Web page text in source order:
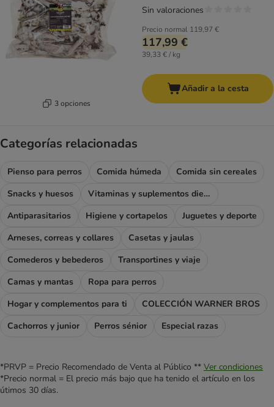
3 opciones
Precio normal 119,97 €
117,99 €
39,33 € / kg
Sin valoraciones
Añadir a la cesta
Categorías relacionadas
Pienso para perros Comida húmeda
Comida sin cereales
Snacks y huesos
Vitaminas y suplementos dietéticos
Antiparasitarios
Higiene y cortapelos
Juguetes y deporte
Arneses, correas y collares
Casetas y jaulas
Comederos y bebederos
Transportines y viaje
Camas y mantas
Ropa para perros
Hogar y complementos para ti
COLECCIÓN WARNER BROS
Cachorros y junior
Perros sénior Especial razas
*PRVP = Precio Recomendado de Venta al Público ** Ver condiciones
*Precio normal = El precio más bajo que ha tenido el artículo en los
útimos 30 días.